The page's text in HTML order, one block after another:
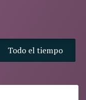
Todo el tiempo